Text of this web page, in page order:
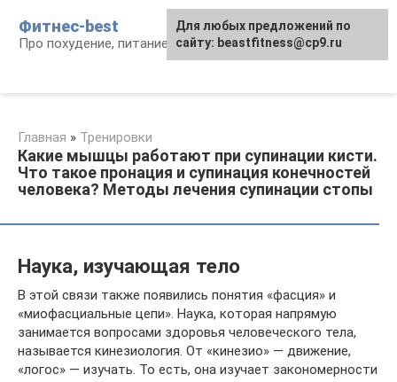
контенту
Фитнес-best
Про похудение, питание и фитнес
Главная » Тренировки
Какие мышцы работают при супинации кисти.
Что такое пронация и супинация конечностей
человека? Методы лечения супинации стопы
Наука, изучающая тело
В этой связи также появились понятия «фасция» и
«миофасциальные цепи». Наука, которая напрямую
занимается вопросами здоровья человеческого тела,
называется кинезиология. От «кинезио» — движение,
«логос» — изучать. То есть, она изучает закономерности
Для любых предложений по
сайту: beastfitness@cp9.ru